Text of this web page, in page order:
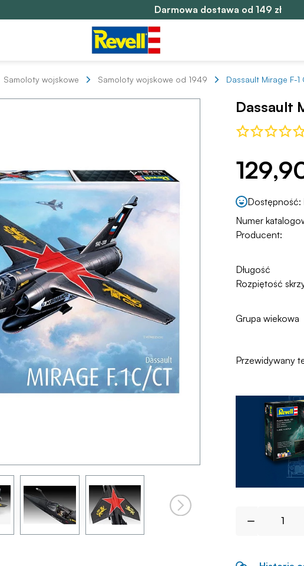
Darmowa dostawa od 149 zł
Samoloty wojskowe Samoloty wojskowe od 1949 Dassault Mirage F-1
Dassault
Dostępność:
Numer
Producent:
Długość
Rozpiętość
Grupa wiekowa
Przewidywany